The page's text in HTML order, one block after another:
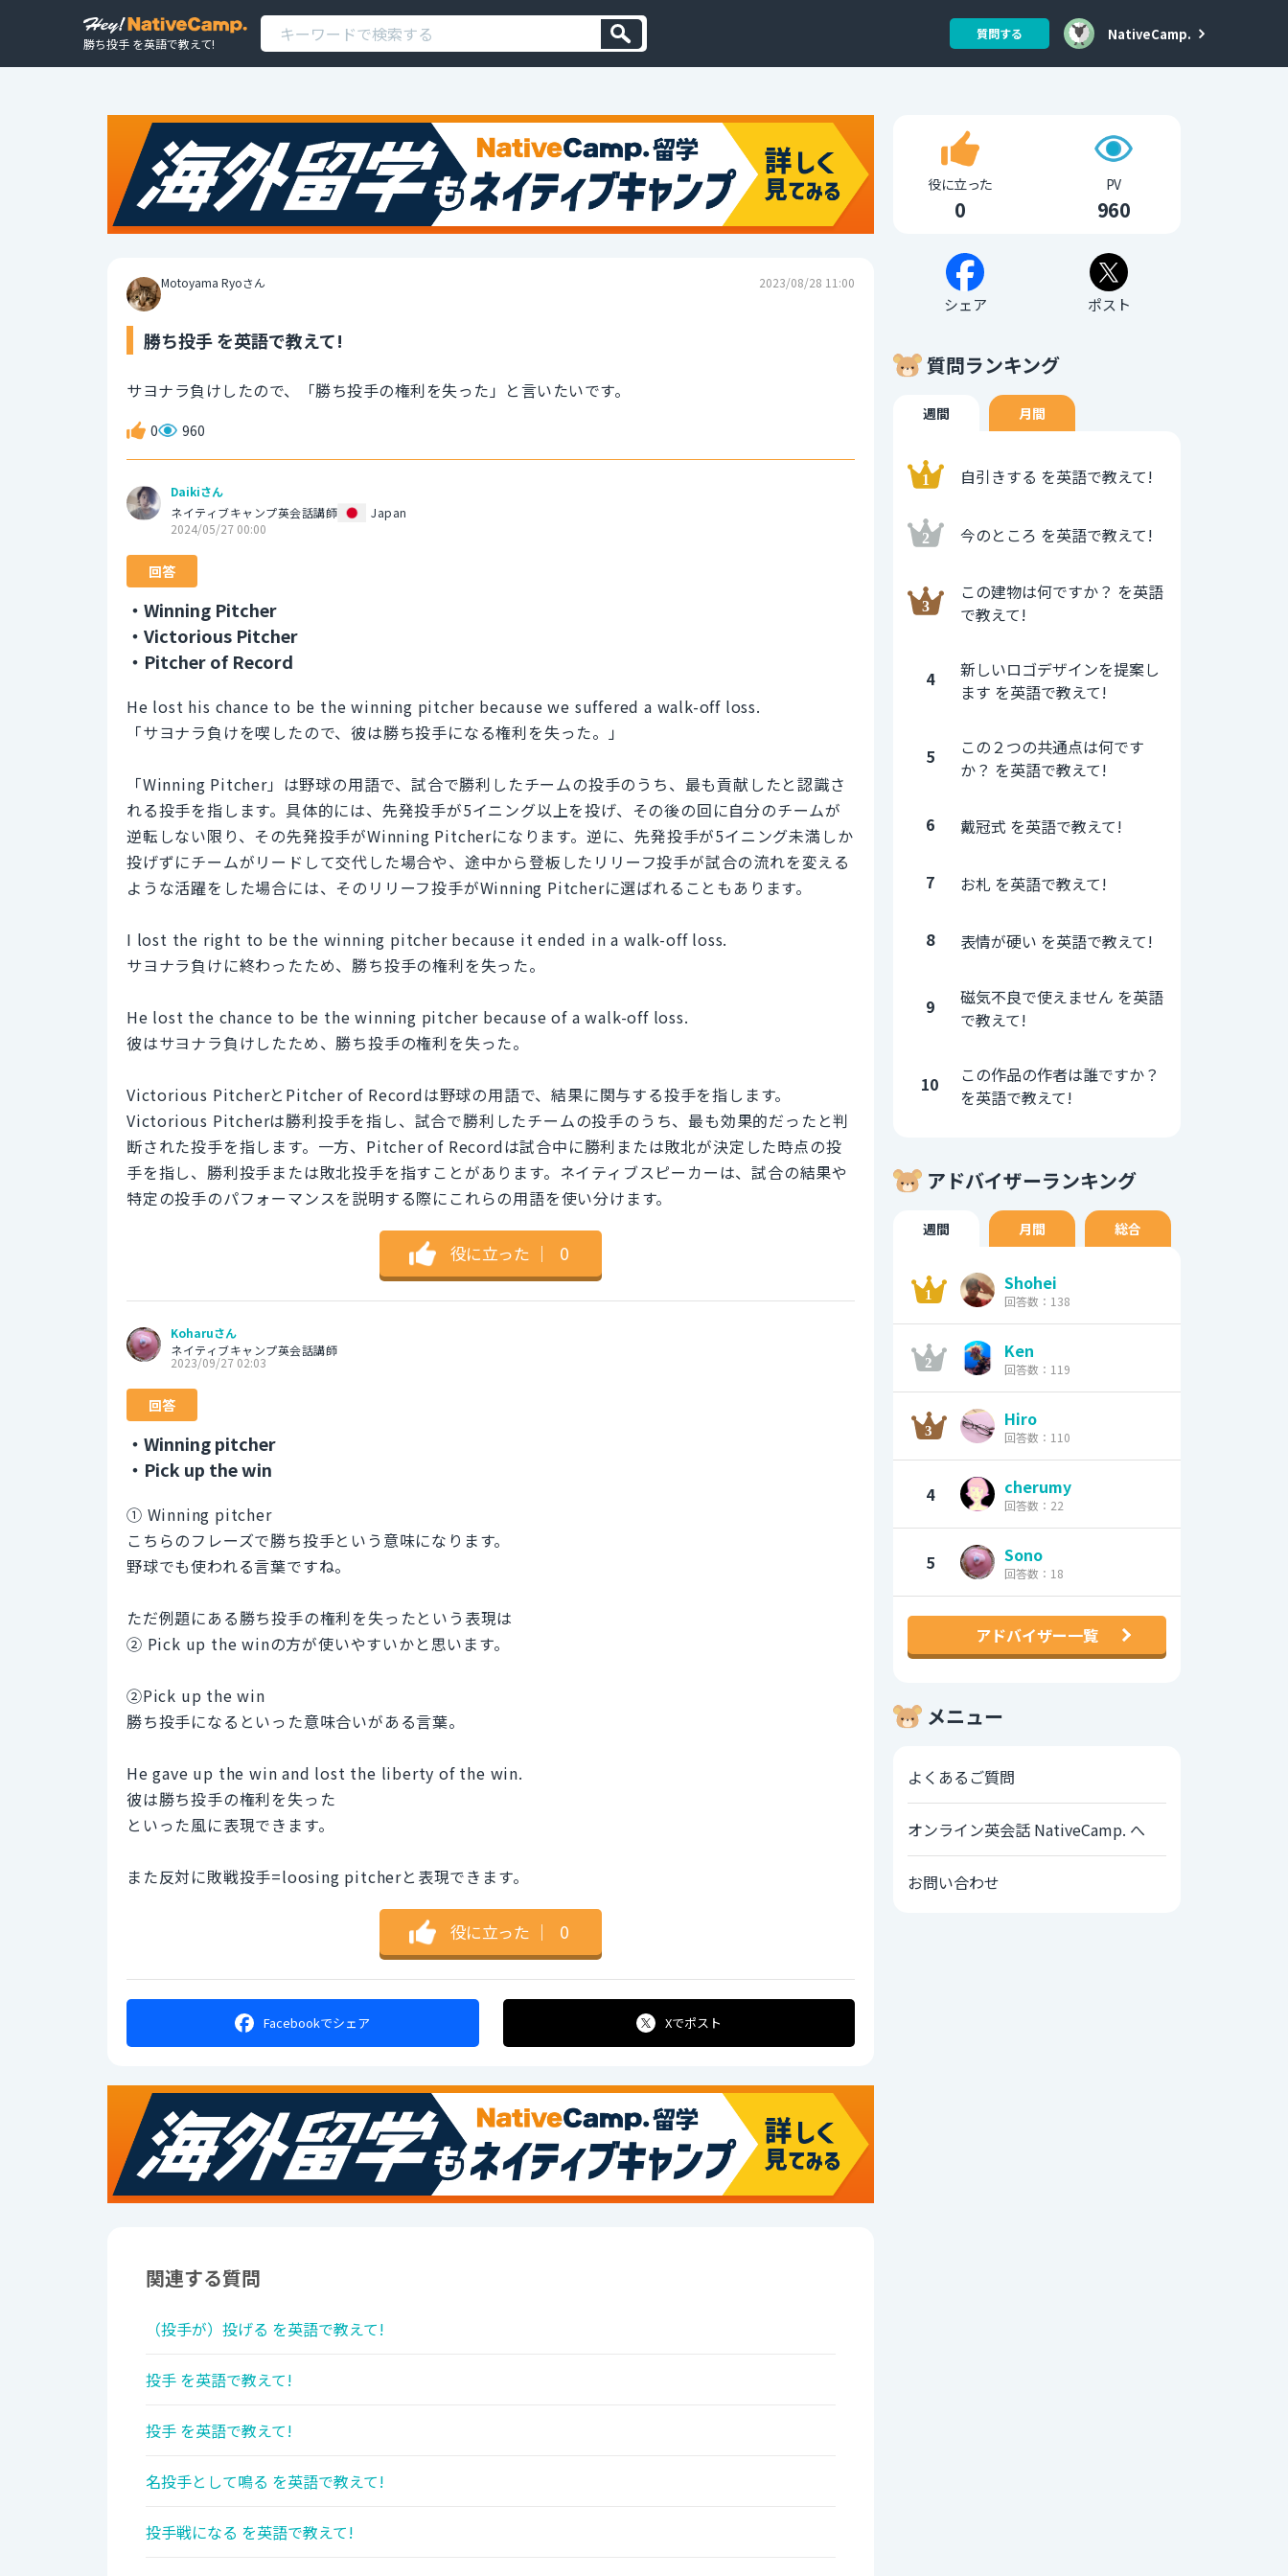
勝ち投手 を英語で教えて!
質問する NativeCamp.
Motoyama Ryoさん 2023/08/28 11:00
勝ち投手 を英語で教えて!
サヨナラ負けしたので、「勝ち投手の権利を失った」と言いたいです。
0 960
Daikiさん
ネイティブキャンプ英会話講師
Japan
2024/05/27 00:00
回答
・Winning Pitcher
・Victorious Pitcher
・Pitcher of Record
He lost his chance to be the winning pitcher because we suffered a walk-off loss.
「サヨナラ負けを喫したので、彼は勝ち投手になる権利を失った。」
「Winning Pitcher」は野球の用語で、試合で勝利したチームの投手のうち、最も貢献したと認識さ
れる投手を指します。具体的には、先発投手が5イニング以上を投げ、その後の回に自分のチームが
逆転しない限り、その先発投手がWinning Pitcherになります。逆に、先発投手が5イニング未満しか
投げずにチームがリードして交代した場合や、途中から登板したリリーフ投手が試合の流れを変える
ような活躍をした場合には、そのリリーフ投手がWinning Pitcherに選ばれることもあります。
I lost the right to be the winning pitcher because it ended in a walk-off loss.
サヨナラ負けに終わったため、勝ち投手の権利を失った。
He lost the chance to be the winning pitcher because of a walk-off loss.
彼はサヨナラ負けしたため、勝ち投手の権利を失った。
Victorious PitcherとPitcher of Recordは野球の用語で、結果に関与する投手を指します。
Victorious Pitcherは勝利投手を指し、試合で勝利したチームの投手のうち、最も効果的だったと判
断された投手を指します。一方、Pitcher of Recordは試合中に勝利または敗北が決定した時点の投
手を指し、勝利投手または敗北投手を指すことがあります。ネイティブスピーカーは、試合の結果や
特定の投手のパフォーマンスを説明する際にこれらの用語を使い分けます。
役に立った ｜ 0
Koharuさん
ネイティブキャンプ英会話講師
2023/09/27 02:03
回答
・Winning pitcher
・Pick up the win
① Winning pitcher
こちらのフレーズで勝ち投手という意味になります。
野球でも使われる言葉ですね。
ただ例題にある勝ち投手の権利を失ったという表現は
② Pick up the winの方が使いやすいかと思います。
②Pick up the win
勝ち投手になるといった意味合いがある言葉。
He gave up the win and lost the liberty of the win.
彼は勝ち投手の権利を失った
といった風に表現できます。
また反対に敗戦投手=loosing pitcherと表現できます。
役に立った ｜ 0
Facebookでシェア Xでポスト
関連する質問
（投手が）投げる を英語で教えて!
投手 を英語で教えて!
投手 を英語で教えて!
名投手として鳴る を英語で教えて!
投手戦になる を英語で教えて!
役に立った
0
PV
960
シェア ポスト
質問ランキング
週間 月間
自引きする を英語で教えて!
今のところ を英語で教えて!
この建物は何ですか？ を英語
で教えて!
4
新しいロゴデザインを提案し
ます を英語で教えて!
5
この２つの共通点は何です
か？ を英語で教えて!
6 戴冠式 を英語で教えて!
7 お札 を英語で教えて!
8 表情が硬い を英語で教えて!
9
磁気不良で使えません を英語
で教えて!
10
この作品の作者は誰ですか？
を英語で教えて!
アドバイザーランキング
週間 月間 総合
Shohei
回答数：138
Ken
回答数：119
Hiro
回答数：110
4 cherumy
回答数：22
5 Sono
回答数：18
アドバイザー一覧
メニュー
よくあるご質問
オンライン英会話 NativeCamp. へ
お問い合わせ